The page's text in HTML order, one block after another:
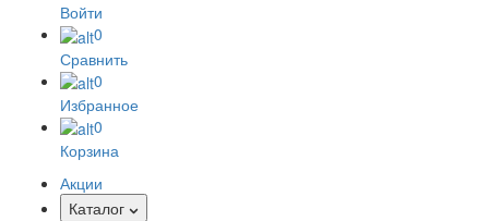
Войти
0
Сравнить
0
Избранное
0
Корзина
Акции
Каталог